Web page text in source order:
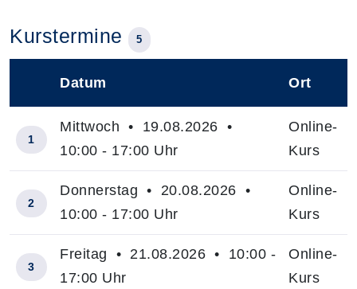
Kurstermine 5
Datum Ort
1
Mittwoch • 19.08.2026 •
10:00 - 17:00 Uhr
Online-
Kurs
2
Donnerstag • 20.08.2026 •
10:00 - 17:00 Uhr
Online-
Kurs
3
Freitag • 21.08.2026 • 10:00 -
17:00 Uhr
Online-
Kurs